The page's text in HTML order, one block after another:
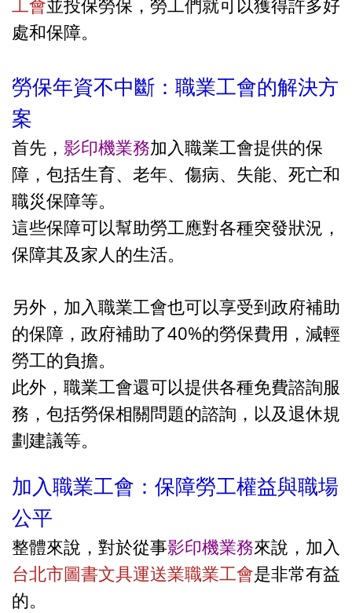
工會並投保勞保，勞工們就可以獲得許多好
處和保障。
勞保年資不中斷：職業工會的解決方
案
首先， 影印機業務加入職業工會提供的保
障，包括生育、老年、傷病、失能、死亡和
職災保障等。
這些保障可以幫助勞工應對各種突發狀況，
保障其及家人的生活。
另外，加入職業工會也可以享受到政府補助
的保障，政府補助了40%的勞保費用，減輕
勞工的負擔。
此外，職業工會還可以提供各種免費諮詢服
務，包括勞保相關問題的諮詢，以及退休規
劃建議等。
加入職業工會：保障勞工權益與職場
公平
整體來說，對於從事影印機業務來說，加入
台北市圖書文具運送業職業工會是非常有益
的。